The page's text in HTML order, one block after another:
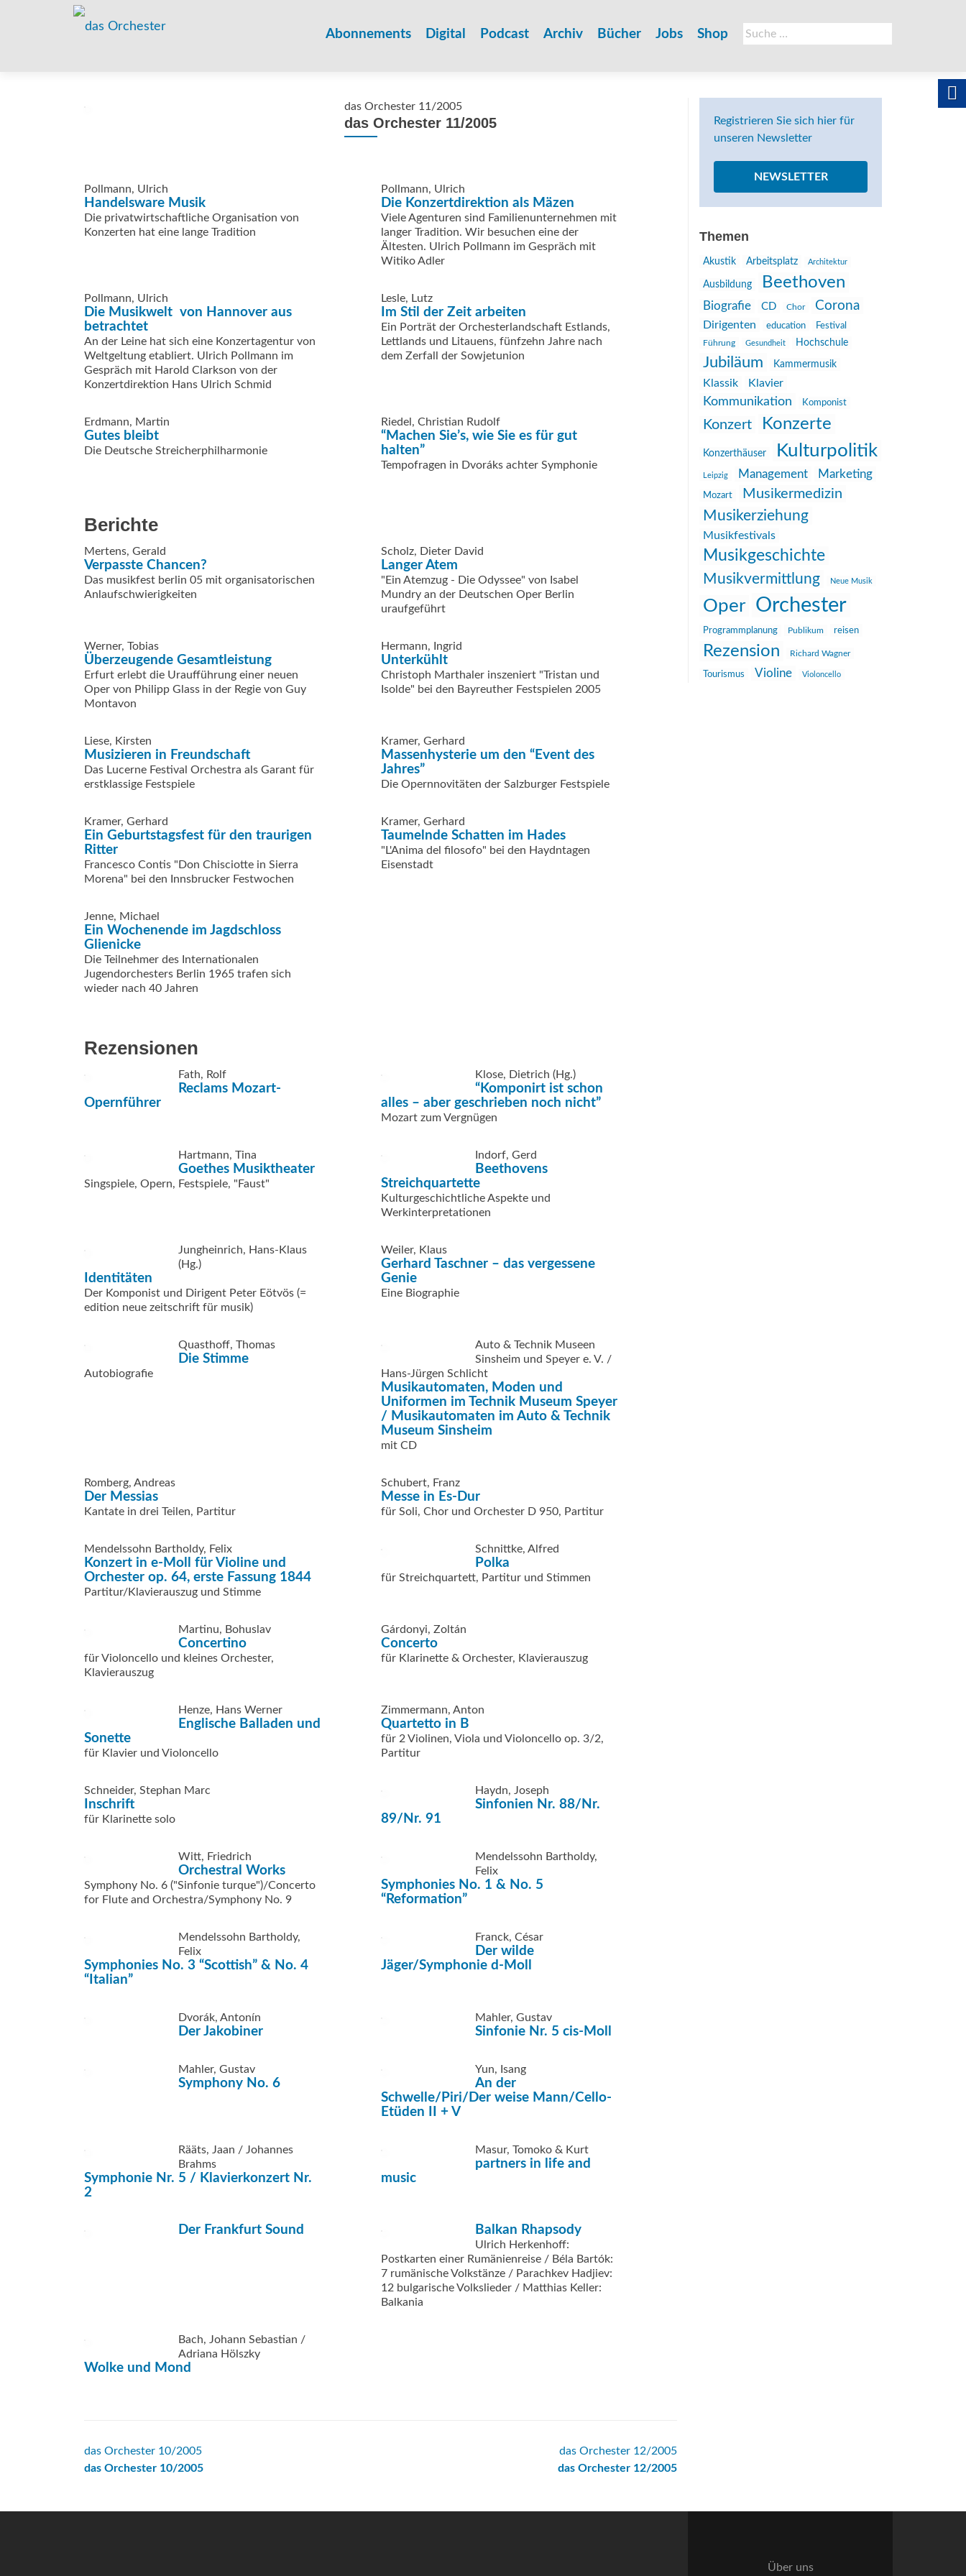
Suche
nach:
Abonnements Digital Podcast Archiv Bücher Jobs Shop
das Orchester 11/2005
das Orchester 11/2005
Pollmann, Ulrich
Handelsware Musik
Die privatwirtschaftliche Organisation von
Konzerten hat eine lange Tradition
Pollmann, Ulrich
Die Konzertdirektion als Mäzen
Viele Agenturen sind Familienunternehmen mit
langer Tradition. Wir besuchen eine der
Ältesten. Ulrich Pollmann im Gespräch mit
Witiko Adler
Pollmann, Ulrich
Die Musikwelt  von Hannover aus
betrachtet
An der Leine hat sich eine Konzertagentur von
Weltgeltung etabliert. Ulrich Pollmann im
Gespräch mit Harold Clarkson von der
Konzertdirektion Hans Ulrich Schmid
Lesle, Lutz
Im Stil der Zeit arbeiten
Ein Porträt der Orchesterlandschaft Estlands,
Lettlands und Litauens, fünfzehn Jahre nach
dem Zerfall der Sowjetunion
Erdmann, Martin
Gutes bleibt
Die Deutsche Streicherphilharmonie
Riedel, Christian Rudolf
“Machen Sie’s, wie Sie es für gut
halten”
Tempofragen in Dvoráks achter Symphonie
Berichte
Mertens, Gerald
Verpasste Chancen?
Das musikfest berlin 05 mit organisatorischen
Anlaufschwierigkeiten
Scholz, Dieter David
Langer Atem
"Ein Atemzug - Die Odyssee" von Isabel
Mundry an der Deutschen Oper Berlin
uraufgeführt
Werner, Tobias
Überzeugende Gesamtleistung
Erfurt erlebt die Uraufführung einer neuen
Oper von Philipp Glass in der Regie von Guy
Montavon
Hermann, Ingrid
Unterkühlt
Christoph Marthaler inszeniert "Tristan und
Isolde" bei den Bayreuther Festspielen 2005
Liese, Kirsten
Musizieren in Freundschaft
Das Lucerne Festival Orchestra als Garant für
erstklassige Festspiele
Kramer, Gerhard
Massenhysterie um den “Event des
Jahres”
Die Opernnovitäten der Salzburger Festspiele
Kramer, Gerhard
Ein Geburtstagsfest für den traurigen
Ritter
Francesco Contis "Don Chisciotte in Sierra
Morena" bei den Innsbrucker Festwochen
Kramer, Gerhard
Taumelnde Schatten im Hades
"L'Anima del filosofo" bei den Haydntagen
Eisenstadt
Jenne, Michael
Ein Wochenende im Jagdschloss
Glienicke
Die Teilnehmer des Internationalen
Jugendorchesters Berlin 1965 trafen sich
wieder nach 40 Jahren
Rezensionen
Fath, Rolf
Reclams Mozart-
Opernführer
Klose, Dietrich (Hg.)
“Komponirt ist schon
alles – aber geschrieben noch nicht”
Mozart zum Vergnügen
Hartmann, Tina
Goethes Musiktheater
Singspiele, Opern, Festspiele, "Faust"
Indorf, Gerd
Beethovens
Streichquartette
Kulturgeschichtliche Aspekte und
Werkinterpretationen
Jungheinrich, Hans-Klaus
(Hg.)
Identitäten
Der Komponist und Dirigent Peter Eötvös (=
edition neue zeitschrift für musik)
Weiler, Klaus
Gerhard Taschner – das vergessene
Genie
Eine Biographie
Quasthoff, Thomas
Die Stimme
Autobiografie
Auto & Technik Museen
Sinsheim und Speyer e. V. /
Hans-Jürgen Schlicht
Musikautomaten, Moden und
Uniformen im Technik Museum Speyer
/ Musikautomaten im Auto & Technik
Museum Sinsheim
mit CD
Romberg, Andreas
Der Messias
Kantate in drei Teilen, Partitur
Schubert, Franz
Messe in Es-Dur
für Soli, Chor und Orchester D 950, Partitur
Mendelssohn Bartholdy, Felix
Konzert in e-Moll für Violine und
Orchester op. 64, erste Fassung 1844
Partitur/Klavierauszug und Stimme
Schnittke, Alfred
Polka
für Streichquartett, Partitur und Stimmen
Martinu, Bohuslav
Concertino
für Violoncello und kleines Orchester,
Klavierauszug
Gárdonyi, Zoltán
Concerto
für Klarinette & Orchester, Klavierauszug
Henze, Hans Werner
Englische Balladen und
Sonette
für Klavier und Violoncello
Zimmermann, Anton
Quartetto in B
für 2 Violinen, Viola und Violoncello op. 3/2,
Partitur
Schneider, Stephan Marc
Inschrift
für Klarinette solo
Haydn, Joseph
Sinfonien Nr. 88/Nr.
89/Nr. 91
Witt, Friedrich
Orchestral Works
Symphony No. 6 ("Sinfonie turque")/Concerto
for Flute and Orchestra/Symphony No. 9
Mendelssohn Bartholdy,
Felix
Symphonies No. 1 & No. 5
“Reformation”
Mendelssohn Bartholdy,
Felix
Symphonies No. 3 “Scottish” & No. 4
“Italian”
Franck, César
Der wilde
Jäger/Symphonie d-Moll
Dvorák, Antonín
Der Jakobiner
Mahler, Gustav
Sinfonie Nr. 5 cis-Moll
Mahler, Gustav
Symphony No. 6
Yun, Isang
An der
Schwelle/Piri/Der weise Mann/Cello-
Etüden II + V
Rääts, Jaan / Johannes
Brahms
Symphonie Nr. 5 / Klavierkonzert Nr.
2
Masur, Tomoko & Kurt
partners in life and
music
Der Frankfurt Sound Balkan Rhapsody
Ulrich Herkenhoff:
Postkarten einer Rumänienreise / Béla Bartók:
7 rumänische Volkstänze / Parachkev Hadjiev:
12 bulgarische Volkslieder / Matthias Keller:
Balkania
Bach, Johann Sebastian /
Adriana Hölszky
Wolke und Mond
Beitrags-
Navigation
das Orchester 10/2005
das Orchester 10/2005
das Orchester 12/2005
das Orchester 12/2005
Registrieren Sie sich hier für
unseren Newsletter
NEWSLETTER
Themen
Akustik Arbeitsplatz Architektur
Ausbildung Beethoven
Biografie CD Chor Corona
Dirigenten education
Festival
Führung
Gesundheit Hochschule
Jubiläum Kammermusik
Klassik Klavier
Kommunikation Komponist
Konzert Konzerte
Konzerthäuser Kulturpolitik
Leipzig Management Marketing
Mozart Musikermedizin
Musikerziehung
Musikfestivals
Musikgeschichte
Musikvermittlung Neue Musik
Oper Orchester
Programmplanung Publikum reisen
Rezension Richard Wagner
Tourismus Violine Violoncello
Über uns